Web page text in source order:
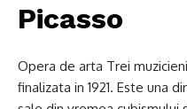
Picasso
Opera de arta Trei
finalizata in 1921. Este una